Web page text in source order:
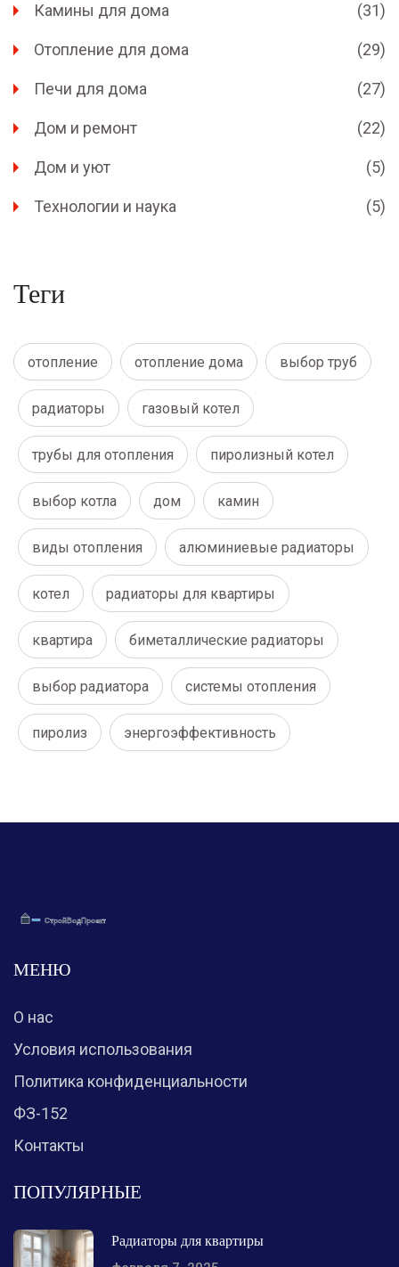
Камины для дома (31)
Отопление для дома (29)
Печи для дома (27)
Дом и ремонт (22)
Дом и уют (5)
Технологии и наука (5)
Теги
отопление отопление дома выбор труб
радиаторы газовый котел
трубы для отопления пиролизный котел
выбор котла дом камин
виды отопления алюминиевые радиаторы
котел радиаторы для квартиры
квартира биметаллические радиаторы
выбор радиатора системы отопления
пиролиз энергоэффективность
МЕНЮ
О нас
Условия использования
Политика конфиденциальности
ФЗ-152
Контакты
ПОПУЛЯРНЫЕ
Радиаторы для квартиры